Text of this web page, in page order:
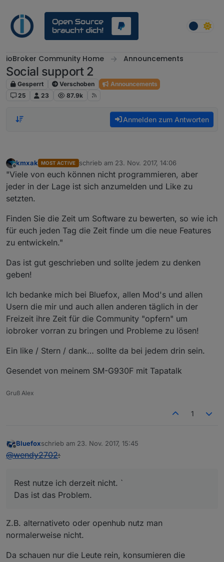
ioBroker Community Home Announcements
Social support 2
Gesperrt Verschoben
Announcements
25
23 87.9k
Anmelden zum Antworten
Offline
kmxak MOST ACTIVE schrieb am 23. Nov. 2017, 14:06
zuletzt editiert von
"Viele von euch können nicht programmieren, aber
jeder in der Lage ist sich anzumelden und Like zu
setzten.
Finden Sie die Zeit um Software zu bewerten, so wie ich
für euch jeden Tag die Zeit finde um die neue Features
zu entwickeln."
Das ist gut geschrieben und sollte jedem zu denken
geben!
Ich bedanke mich bei Bluefox, allen Mod's und allen
Usern die mir und auch allen anderen täglich in der
Freizeit ihre Zeit für die Community "opfern" um
iobroker vorran zu bringen und Probleme zu lösen!
Ein like / Stern / dank… sollte da bei jedem drin sein.
Gesendet von meinem SM-G930F mit Tapatalk
Gruß Alex
1
Offline
Bluefoxschrieb am 23. Nov. 2017, 15:45
zuletzt editiert von
@wendy2702:
Rest nutze ich derzeit nicht. `
Das ist das Problem.
Z.B. alternativeto oder openhub nutz man
normalerweise nicht.
Da schauen nur die Leute rein, konsumieren die